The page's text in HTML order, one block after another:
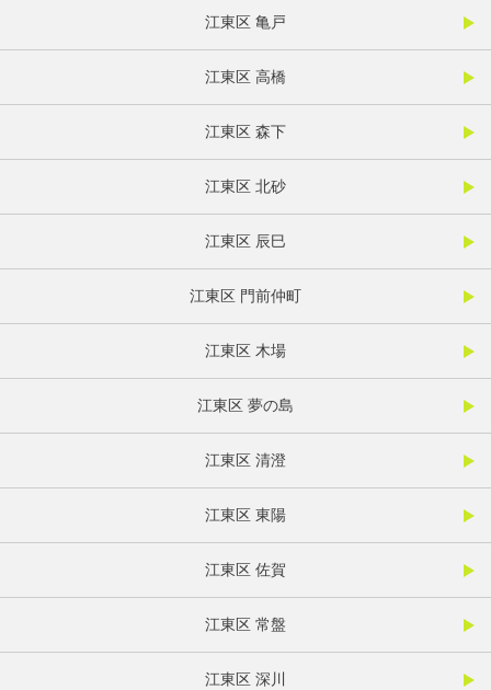
江東区 亀戸
江東区 高橋
江東区 森下
江東区 北砂
江東区 辰巳
江東区 門前仲町
江東区 木場
江東区 夢の島
江東区 清澄
江東区 東陽
江東区 佐賀
江東区 常盤
江東区 深川